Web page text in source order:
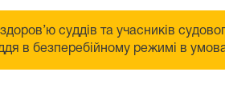
суддів та учасників
в безперебійному режимі в